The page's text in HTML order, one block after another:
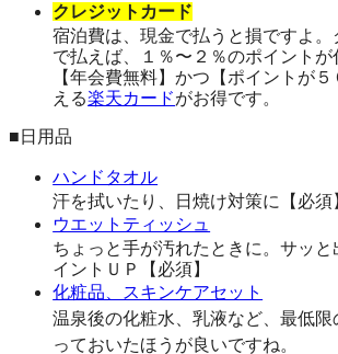
クレジットカード
宿泊費は、現金で払うと損ですよ。
で払えば、１％〜２％のポイントが
【年会費無料】かつ【ポイントが
える楽天カードがお得です。
■日用品
ハンドタオル
汗を拭いたり、日焼け対策に【必須
ウエットティッシュ
ちょっと手が汚れたときに。サッ
イントＵＰ【必須】
化粧品、スキンケアセット
温泉後の化粧水、乳液など、最低
っておいたほうが良いですね。